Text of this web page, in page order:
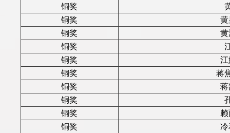
铜奖
铜奖
铜奖
铜奖
铜奖
铜奖
蒋
铜奖
铜奖
铜奖
铜奖